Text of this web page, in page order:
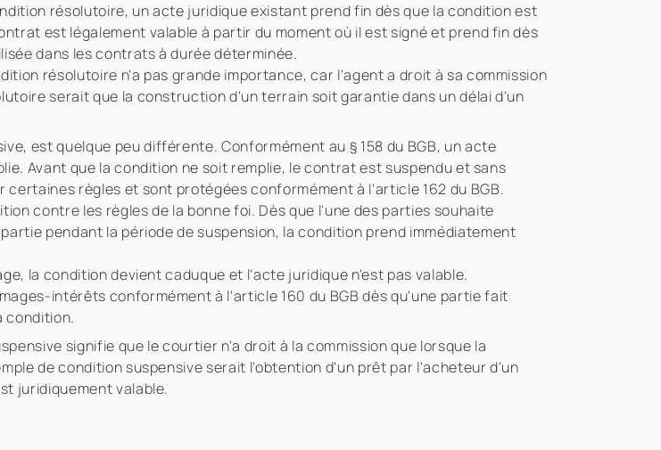
résolutoire, un acte juridique existant prend fin dès que la condition est
est légalement valable à partir du moment où il est signé et prend fin dès
dans les contrats à durée déterminée.
résolutoire n'a pas grande importance, car l'agent a droit à sa commission
serait que la construction d'un terrain soit garantie dans un délai d'un
est quelque peu différente. Conformément au § 158 du BGB, un acte
Avant que la condition ne soit remplie, le contrat est suspendu et sans
règles et sont protégées conformément à l'article 162 du BGB.
contre les règles de la bonne foi. Dès que l'une des parties souhaite
pendant la période de suspension, la condition prend immédiatement
la condition devient caduque et l'acte juridique n'est pas valable.
intérêts conformément à l'article 160 du BGB dès qu'une partie fait
condition.
signifie que le courtier n'a droit à la commission que lorsque la
de condition suspensive serait l'obtention d'un prêt par l'acheteur d'un
juridiquement valable.